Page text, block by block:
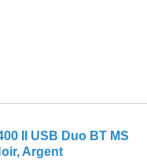
II USB Duo BT MS
Argent